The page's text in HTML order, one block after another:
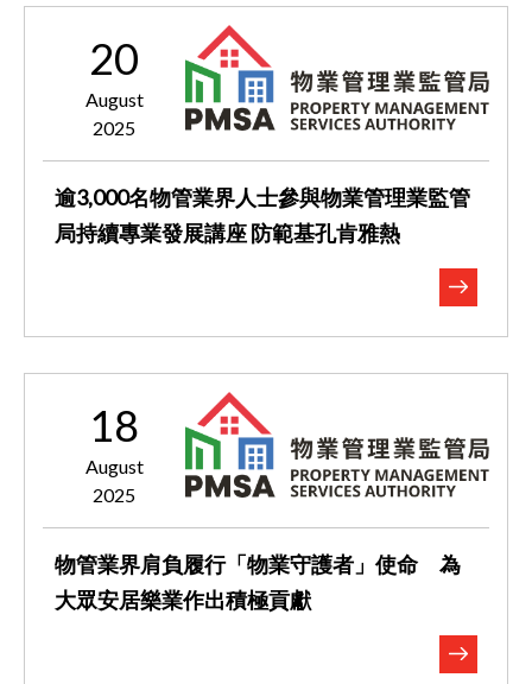
20
August
2025
逾3,000名物管業界人士參與物業管理業監管
局持續專業發展講座 ​​​​​​​防範基孔肯雅熱
18
August
2025
物管業界肩負履行「物業守護者」使命 為
大眾安居樂業作出積極貢獻